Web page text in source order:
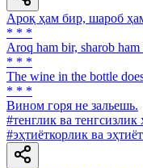
Ароқ ҳам бир, шароб
* * *
Aroq ham bir, sharob
* * *
The wine in the bottle
* * *
Вином горя не зальешь.
#тенглик ва тенгсизлик
#эҳтиёткорлик ва